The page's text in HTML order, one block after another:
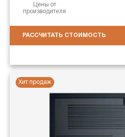
Цены от
производителя
РАССЧИТАТЬ СТОИМОСТЬ
Хит продаж